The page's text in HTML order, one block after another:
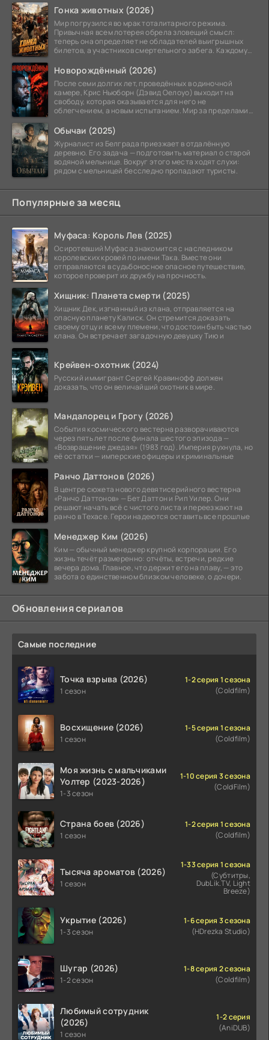
Гонка животных (2026)
Мир погрузился во мрак тоталитарного режима.
Привычная всем лотерея обрела зловещий смысл:
теперь она определяет не обладателей выигрышных
билетов, а участников смертельного забега. Каждому
Новорождённый (2026)
После семи долгих лет, проведённых в одиночной
камере, Крис Ньюборн (Дэвид Оелоуо) выходит на
свободу, которая оказывается для него не
облегчением, а новым испытанием. Мир за пределами
Обычаи (2025)
Журналист из Белграда приезжает в отдалённую
деревню. Его задача — подготовить материал о старой
водяной мельнице. Вокруг этого места ходят слухи:
рядом с мельницей бесследно пропадают туристы.
Популярные за месяц
Муфаса: Король Лев (2025)
Осиротевший Муфаса знакомится с наследником
королевских кровей по имени Така. Вместе они
отправляются в судьбоносное опасное путешествие,
которое проверит их дружбу на прочность.
Хищник: Планета смерти (2025)
Хищник Дек, изгнанный из клана, отправляется на
опасную планету Калиск. Он стремится доказать
своему отцу и всему племени, что достоин быть частью
клана. Он встречает загадочную девушку Тию и
Крейвен-охотник (2024)
Русский иммигрант Сергей Кравинофф должен
доказать, что он величайший охотник в мире.
Мандалорец и Грогу (2026)
События космического вестерна разворачиваются
через пять лет после финала шестого эпизода —
«Возвращение джедая» (1983 год). Империя рухнула, но
её остатки — имперские офицеры и криминальные
Ранчо Даттонов (2026)
В центре сюжета нового девятисерийного вестерна
«Ранчо Даттонов» — Бет Даттон и Рип Уилер. Они
решают начать всё с чистого листа и переезжают на
ранчо в Техасе. Герои надеются оставить все прошлые
Менеджер Ким (2026)
Ким — обычный менеджер крупной корпорации. Его
жизнь течёт размеренно: отчёты, встречи, редкие
вечера дома. Главное, что держит его на плаву, — это
забота о единственном близком человеке, о дочери.
Обновления сериалов
Самые последние
Точка взрыва (2026)
1 сезон
1-2 серия 1 сезона
(Coldfilm)
Восхищение (2026)
1 сезон
1-5 серия 1 сезона
(Coldfilm)
Моя жизнь с мальчиками
Уолтер (2023-2026)
1-3 сезон
1-10 серия 3 сезона
(ColdFilm)
Страна боев (2026)
1 сезон
1-2 серия 1 сезона
(Coldfilm)
Тысяча ароматов (2026)
1 сезон
1-33 серия 1 сезона
(Субтитры,
DubLik.TV, Light
Breeze)
Укрытие (2026)
1-3 сезон
1-6 серия 3 сезона
(HDrezka Studio)
Шугар (2026)
1-2 сезон
1-8 серия 2 сезона
(Coldfilm)
Любимый сотрудник
(2026)
1 сезон
1-2 серия
(AniDUB)